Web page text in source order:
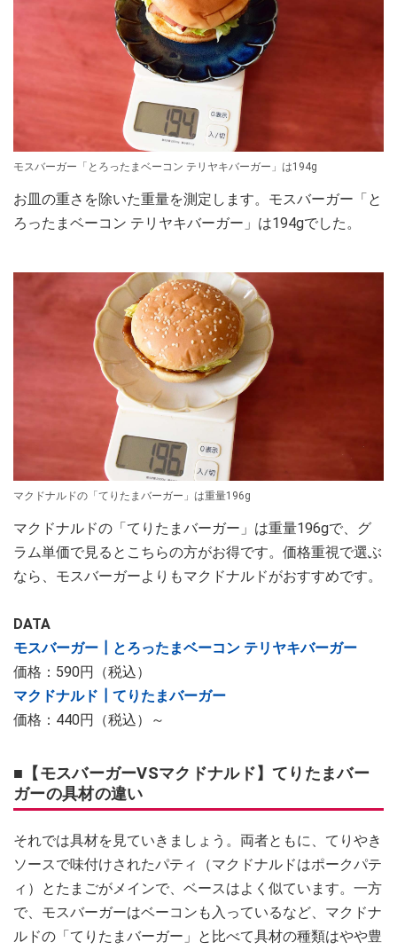
モスバーガー「とろったまベーコン テリヤキバーガー」は194g
お皿の重さを除いた重量を測定します。モスバーガー「と
ろったまベーコン テリヤキバーガー」は194gでした。
マクドナルドの「てりたまバーガー」は重量196g
マクドナルドの「てりたまバーガー」は重量196gで、グ
ラム単価で見るとこちらの方がお得です。価格重視で選ぶ
なら、モスバーガーよりもマクドナルドがおすすめです。
DATA
モスバーガー┃とろったまベーコン テリヤキバーガー
価格：590円（税込）
マクドナルド┃てりたまバーガー
価格：440円（税込）～
■【モスバーガーVSマクドナルド】てりたまバー
ガーの具材の違い
それでは具材を見ていきましょう。両者ともに、てりやき
ソースで味付けされたパティ（マクドナルドはポークパテ
ィ）とたまごがメインで、ベースはよく似ています。一方
で、モスバーガーはベーコンも入っているなど、マクドナ
ルドの「てりたまバーガー」と比べて具材の種類はやや豊